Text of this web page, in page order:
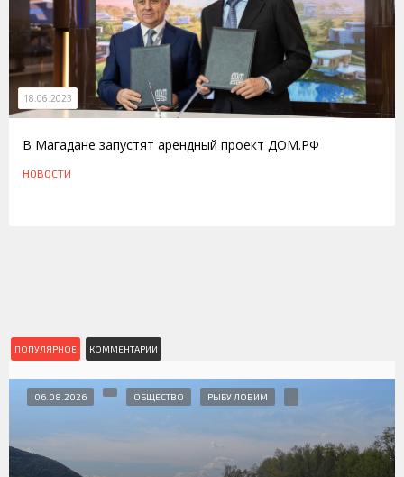
18.06.2023
В Магадане запустят арендный проект ДОМ.РФ
НОВОСТИ
ПОПУЛЯРНОЕ КОММЕНТАРИИ
06.08.2026 ОБЩЕСТВО РЫБУ ЛОВИМ